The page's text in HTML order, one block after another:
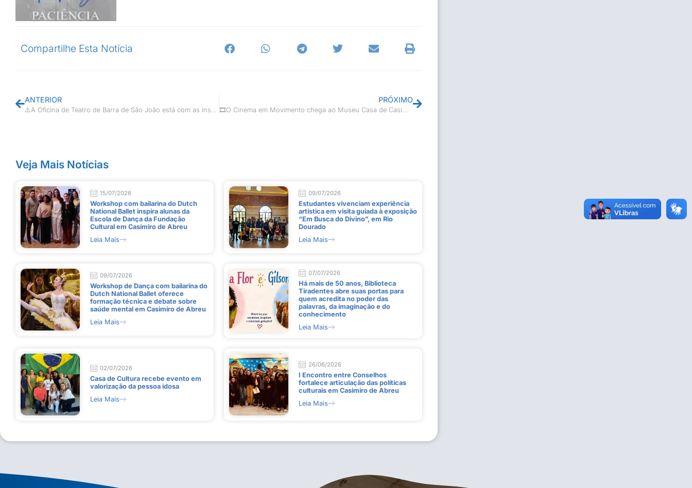
Compartilhe Esta Notícia
ANTERIOR
⚠️A Oficina de Teatro de Barra de São João está com as inscrições abertas até 11 de abril!🎭
PRÓXIMO
🎞️O Cinema‎ em‎ Movimento‎ chega ao Museu Casa de Casimiro de Abreu! 🎬
Veja Mais Notícias
15/07/2026
Workshop com bailarina do Dutch
National Ballet inspira alunas da
Escola de Dança da Fundação
Cultural em Casimiro de Abreu
Leia Mais
09/07/2026
Estudantes vivenciam experiência
artística em visita guiada à exposição
“Em Busca do Divino”, em Rio
Dourado
Leia Mais
09/07/2026
Workshop de Dança com bailarina do
Dutch National Ballet oferece
formação técnica e debate sobre
saúde mental em Casimiro de Abreu
Leia Mais
07/07/2026
Há mais de 50 anos, Biblioteca
Tiradentes abre suas portas para
quem acredita no poder das
palavras, da imaginação e do
conhecimento
Leia Mais
02/07/2026
Casa de Cultura recebe evento em
valorização da pessoa idosa
Leia Mais
26/06/2026
I Encontro entre Conselhos
fortalece articulação das políticas
culturais em Casimiro de Abreu
Leia Mais